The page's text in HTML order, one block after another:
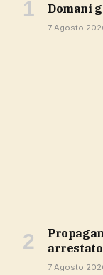
domani
7 Agosto
propaganda jihadista e neonazista,
7 Agosto